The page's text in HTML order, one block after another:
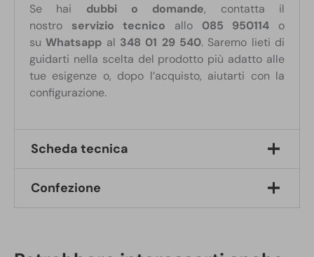
Se hai dubbi o domande, contatta il
nostro servizio tecnico allo 085 950114 o
suWhatsapp al 348 01 29 540. Saremo lieti di
guidarti nella scelta del prodotto più adatto alle
tue esigenze o, dopo l’acquisto, aiutarti con la
configurazione.
Scheda tecnica
Tracciamento
Confezione